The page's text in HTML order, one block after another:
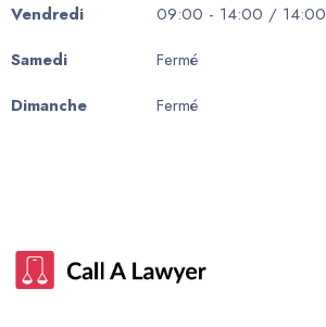
Vendredi
09:00 - 14:00 /
Samedi
Fermé
Dimanche
Fermé